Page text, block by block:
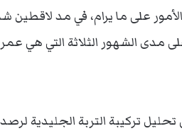
الأمور على ما يرام، في مد
مدى الشهور الثلاثة التي هي
تركيبة التربة الجليدية